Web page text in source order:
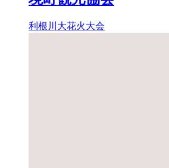
利根川大花火大会